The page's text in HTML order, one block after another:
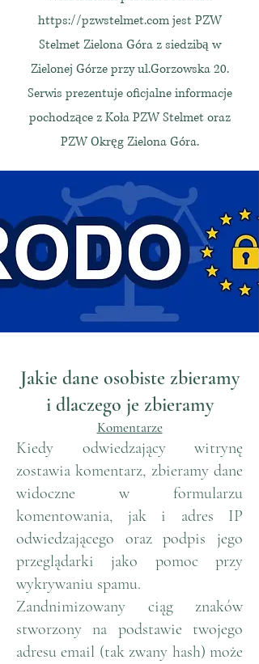
https://pzwstelmet.comjest PZW
Stelmet Zielona Góra z siedzibą w
Zielonej Górze przy ul.Gorzowska 20.
Serwis prezentuje oficjalne informacje
pochodzące z Koła PZW Stelmet oraz
PZW Okręg Zielona Góra.
Jakie dane osobiste zbieramy
i dlaczego je zbieramy
Komentarze
Kiedy odwiedzający witrynę
zostawia komentarz, zbieramy dane
widoczne w formularzu
komentowania, jak i adres IP
odwiedzającego oraz podpis jego
przeglądarki jako pomoc przy
wykrywaniu spamu.
Zandnimizowany ciąg znaków
stworzony na podstawie twojego
adresu email (tak zwany hash) może